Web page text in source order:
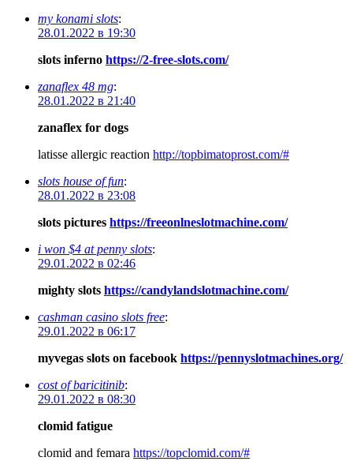
my konami slots:
28.01.2022 в 19:30
slots inferno https://2-free-slots.com/
zanaflex 48 mg:
28.01.2022 в 21:40
zanaflex for dogs
latisse allergic reaction http://topbimatoprost.com/#
slots house of fun:
28.01.2022 в 23:08
slots pictures https://freeonlneslotmachine.com/
i won $4 at penny slots:
29.01.2022 в 02:46
mighty slots https://candylandslotmachine.com/
cashman casino slots free:
29.01.2022 в 06:17
myvegas slots on facebook https://pennyslotmachines.org/
cost of baricitinib:
29.01.2022 в 08:30
clomid fatigue
clomid and femara https://topclomid.com/#